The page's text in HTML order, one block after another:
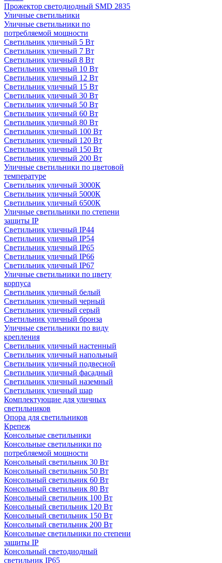
Прожектор светодиодный SMD 2835
Уличные светильники
Уличные светильники по
потребляемой мощности
Светильник уличный 5 Вт
Светильник уличный 7 Вт
Светильник уличный 8 Вт
Светильник уличный 10 Вт
Светильник уличный 12 Вт
Светильник уличный 15 Вт
Светильник уличный 30 Вт
Светильник уличный 50 Вт
Светильник уличный 60 Вт
Светильник уличный 80 Вт
Светильник уличный 100 Вт
Светильник уличный 120 Вт
Светильник уличный 150 Вт
Светильник уличный 200 Вт
Уличные светильники по цветовой
температуре
Cветильник уличный 3000К
Cветильник уличный 5000К
Cветильник уличный 6500К
Уличные светильники по степени
защиты IP
Светильник уличный IP44
Светильник уличный IP54
Светильник уличный IP65
Светильник уличный IP66
Светильник уличный IP67
Уличные светильники по цвету
корпуса
Светильник уличный белый
Светильник уличный черный
Светильник уличный серый
Светильник уличный бронза
Уличные светильники по виду
крепления
Светильник уличный настенный
Светильник уличный напольный
Светильник уличный подвесной
Светильник уличный фасадный
Светильник уличный наземный
Cветильник уличный шар
Комплектующие для уличных
светильников
Опора для светильников
Крепеж
Консольные светильники
Консольные светильники по
потребляемой мощности
Консольный светильник 30 Вт
Консольный светильник 50 Вт
Консольный светильник 60 Вт
Консольный светильник 80 Вт
Консольный светильник 100 Вт
Консольный светильник 120 Вт
Консольный светильник 150 Вт
Консольный светильник 200 Вт
Консольные светильники по степени
защиты IP
Консольный светодиодный
светильник IP65